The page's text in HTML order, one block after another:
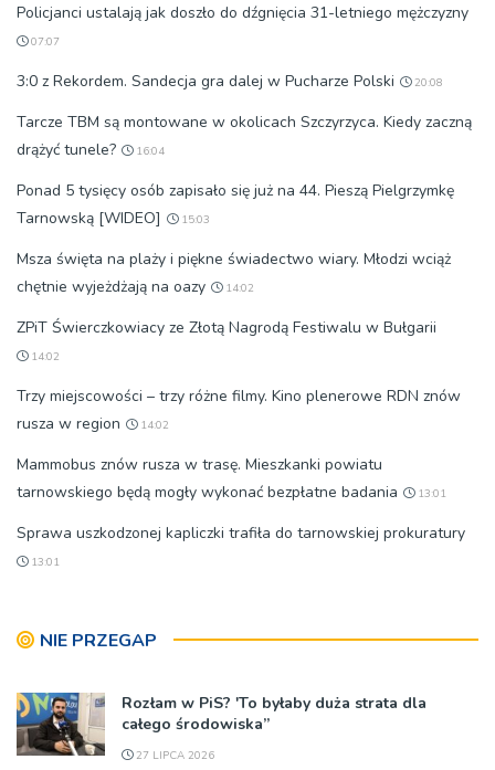
Policjanci ustalają jak doszło do dźgnięcia 31-letniego mężczyzny
07:07
3:0 z Rekordem. Sandecja gra dalej w Pucharze Polski 20:08
Tarcze TBM są montowane w okolicach Szczyrzyca. Kiedy zaczną
drążyć tunele?
16:04
Ponad 5 tysięcy osób zapisało się już na 44. Pieszą Pielgrzymkę
Tarnowską [WIDEO]
15:03
Msza święta na plaży i piękne świadectwo wiary. Młodzi wciąż
chętnie wyjeżdżają na oazy
14:02
ZPiT Świerczkowiacy ze Złotą Nagrodą Festiwalu w Bułgarii
14:02
Trzy miejscowości – trzy różne filmy. Kino plenerowe RDN znów
rusza w region
14:02
Mammobus znów rusza w trasę. Mieszkanki powiatu
tarnowskiego będą mogły wykonać bezpłatne badania
13:01
Sprawa uszkodzonej kapliczki trafiła do tarnowskiej prokuratury
13:01
NIE PRZEGAP
Rozłam w PiS? 'To byłaby duża strata dla
całego środowiska”
27 LIPCA 2026